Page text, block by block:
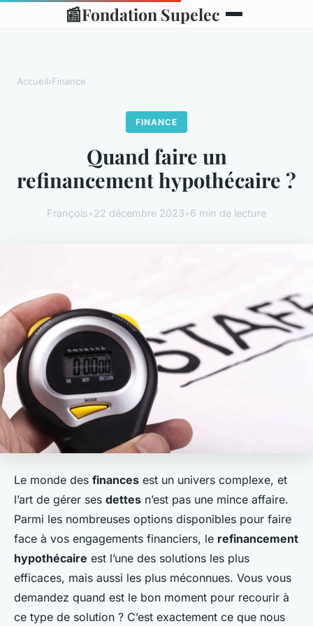
📰Fondation Supelec
Accueil›Finance
FINANCE
Quand faire un
refinancement hypothécaire ?
François•22 décembre 2023•6 min de lecture
Le monde des finances est un univers complexe, et
l’art de gérer ses dettes n’est pas une mince affaire.
Parmi les nombreuses options disponibles pour faire
face à vos engagements financiers, le refinancement
hypothécaire est l’une des solutions les plus
efficaces, mais aussi les plus méconnues. Vous vous
demandez quand est le bon moment pour recourir à
ce type de solution ? C’est exactement ce que nous